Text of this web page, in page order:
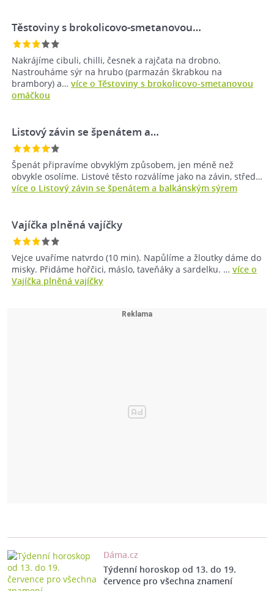
Těstoviny s brokolicovo-smetanovou…
Nakrájíme cibuli, chilli, česnek a rajčata na drobno.
Nastrouháme sýr na hrubo (parmazán škrabkou na
brambory) a… více o Těstoviny s brokolicovo-smetanovou
omáčkou
Listový závin se špenátem a…
Špenát připravíme obvyklým způsobem, jen méně než
obvykle osolíme. Listové těsto rozválíme jako na závin, střed…
více o Listový závin se špenátem a balkánským sýrem
Vajíčka plněná vajíčky
Vejce uvaříme natvrdo (10 min). Napůlíme a žloutky dáme do
misky. Přidáme hořčici, máslo, taveňáky a sardelku. … více o
Vajíčka plněná vajíčky
Dáma.cz
Týdenní horoskop od 13. do 19.
července pro všechna znamení